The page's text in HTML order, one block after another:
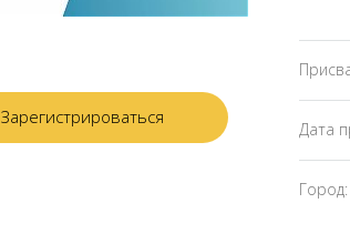
Зарегистрироваться
Дата
Город: